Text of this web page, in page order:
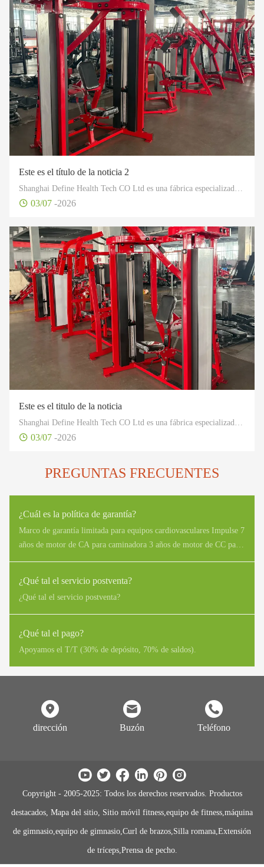
Este es el título de la noticia 2
03/07 -2026
Este es el titulo de la noticia
03/07 -2026
PREGUNTAS FRECUENTES
¿Cuál es la política de garantía?
Marco de garantía limitada para equipos cardiovasculares Impulse 7
años de motor de CA para caminadora 3 años de motor de CC para
años de teclado, piezas de desgaste duraderas 1 año de garantía
limitada para equipos de entrenamiento de fuerza de impulso
Armazón de acero estructural Cojinetes giratorios de por vida, pilas
de pesas, poleas, varillas guía, piezas móviles estructurales 2 años
¿Qué tal el servicio postventa?
¿Qué tal el servicio postventa?
¿Qué tal el pago?
Apoyamos el T/T (30% de depósito, 70% de saldos).
dirección Buzón Teléfono
Copyright - 2005-2025: Todos los derechos reservados. Productos
destacados, Mapa del sitio, Sitio móvil fitness,equipo de fitness,máquina
de gimnasio,equipo de gimnasio,Curl de brazos,Silla romana,Extensión
de tríceps,Prensa de pecho.